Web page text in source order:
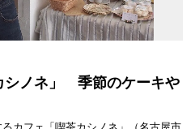
シノネ」 季節のケーキや